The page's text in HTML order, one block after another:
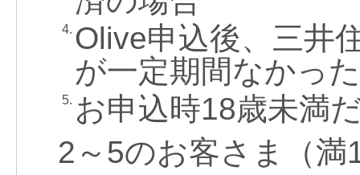
4. Olive申込後、三井
が一定期間なかっ
5. お申込時18歳未満
2～5のお客さま（満